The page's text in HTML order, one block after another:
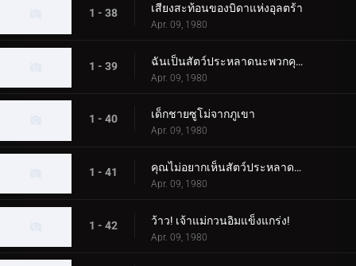
1 - 38 เสียงสะท้อนของบิดาแห่งอุลตร้า
Apr. 09, 1980
1 - 39 ฉันเป็นสัตว์ประหลาดนะพวกคุณ!
Apr. 09, 1980
1 - 40 เด็กชายซูโม่จากภูเขา
Apr. 09, 1980
1 - 41 คุณไม่อยากเห็นสัตว์ประหลาดนก Zero Fighter เหรอ?
Apr. 09, 1980
1 - 42 ว้าว! เจ้าแม่กวนอิมแข็งแกร่ง!
Apr. 09, 1980